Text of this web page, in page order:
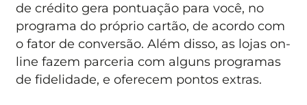
de crédito gera pontuação para você, no
programa do próprio cartão, de acordo com
o fator de conversão. Além disso, as lojas on-
line fazem parceria com alguns programas
de fidelidade, e oferecem pontos extras.